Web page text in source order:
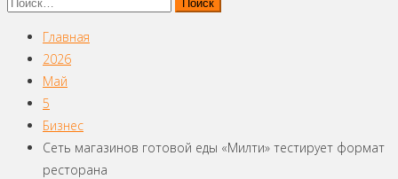
Главная
2026
Май
5
Бизнес
Сеть магазинов готовой еды «Милти» тестирует формат
ресторана